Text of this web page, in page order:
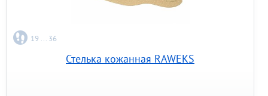
19 ... 36
Стелька кожанная RAWEKS